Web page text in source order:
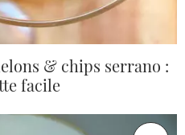
& chips serrano :
facile